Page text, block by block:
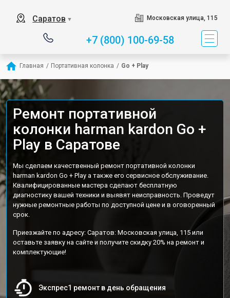
Саратов ▼ Московская улица, 115
+7 (800) 100-69-58
Главная / Портативная колонка / Go + Play
Ремонт портативной
колонки harman kardon Go +
Play в Саратове
Мы сделаем качественный ремонт портативной колонки
harman kardon Go + Play а также его сервисное обслуживание.
Квалифицированные мастера сделают бесплатную
диагностику вашей техники и выявят неисправность. Проведут
нужные ремонтные работы по доступной цене и в оговоренный
срок.
Приезжайте по адресу: Саратов: Московская улица, 115 или
оставьте заявку на сайте и получите скидку 20% на ремонт и
комплектующие!
Экспрес1 ремонт в день обращения